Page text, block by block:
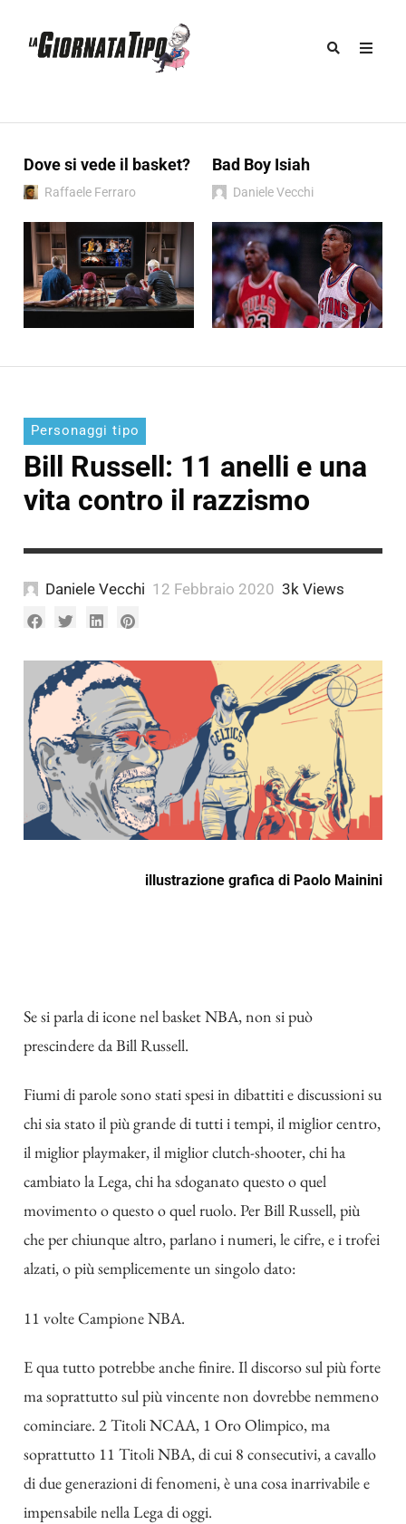
Dove si vede il basket?
Raffaele Ferraro
Bad Boy Isiah
Daniele Vecchi
Personaggi tipo
Bill Russell: 11 anelli e una
vita contro il razzismo
Daniele Vecchi 12 Febbraio 2020 3k Views
illustrazione grafica di Paolo Mainini
Se si parla di icone nel basket NBA, non si può
prescindere da Bill Russell.
Fiumi di parole sono stati spesi in dibattiti e discussioni su
chi sia stato il più grande di tutti i tempi, il miglior centro,
il miglior playmaker, il miglior clutch-shooter, chi ha
cambiato la Lega, chi ha sdoganato questo o quel
movimento o questo o quel ruolo. Per Bill Russell, più
che per chiunque altro, parlano i numeri, le cifre, e i trofei
alzati, o più semplicemente un singolo dato:
11 volte Campione NBA.
E qua tutto potrebbe anche finire. Il discorso sul più forte
ma soprattutto sul più vincente non dovrebbe nemmeno
cominciare. 2 Titoli NCAA, 1 Oro Olimpico, ma
soprattutto 11 Titoli NBA, di cui 8 consecutivi, a cavallo
di due generazioni di fenomeni, è una cosa inarrivabile e
impensabile nella Lega di oggi.